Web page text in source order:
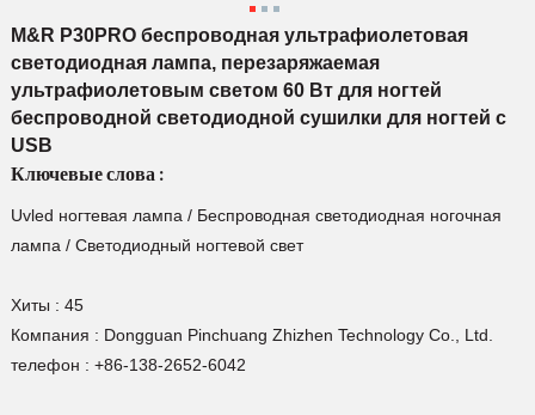
M&R P30PRO беспроводная ультрафиолетовая
светодиодная лампа, перезаряжаемая
ультрафиолетовым светом 60 Вт для ногтей
беспроводной светодиодной сушилки для ногтей с
USB
Ключевые слова :
Uvled ногтевая лампа / Беспроводная светодиодная ногочная
лампа / Светодиодный ногтевой свет
Хиты : 45
Компания : Dongguan Pinchuang Zhizhen Technology Co., Ltd.
телефон : +86-138-2652-6042